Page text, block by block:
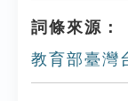
詞條來源：
教育部臺灣